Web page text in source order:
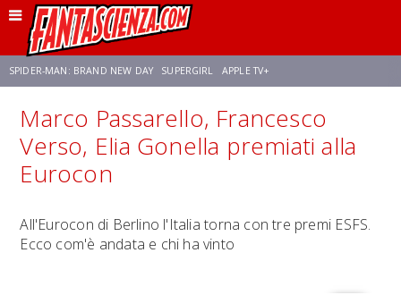
SPIDER-MAN: BRAND NEW DAY SUPERGIRL APPLE TV+
FRANCO RICCIARDIELLO ZENDAYA AVENGERS: DOOMSDAY STAR TREK
Marco Passarello, Francesco
Verso, Elia Gonella premiati alla
Eurocon
All'Eurocon di Berlino l'Italia torna con tre premi ESFS.
Ecco com'è andata e chi ha vinto